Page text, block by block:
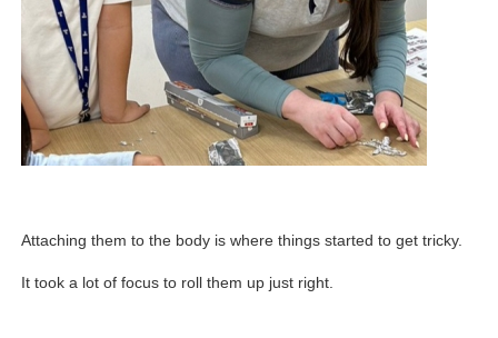
Attaching them to the body is where things started to get tricky.
It took a lot of focus to roll them up just right.